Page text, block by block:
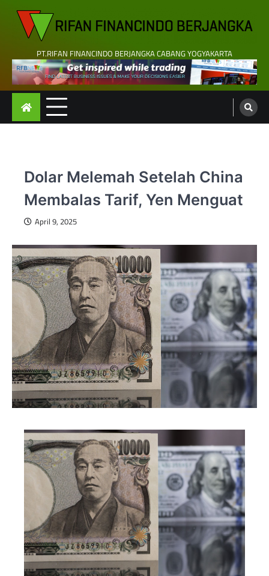
content
PT.RIFAN FINANCINDO BERJANGKA CABANG YOGYAKARTA
Dolar Melemah Setelah China
Membalas Tarif, Yen Menguat
April 9, 2025